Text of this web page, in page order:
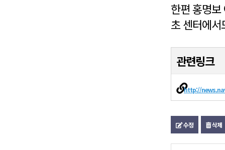
한편 홍명
초 센터에
관련링크
http://
수정 삭제